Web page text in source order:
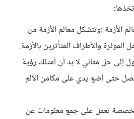
الأزمة :وتتشكل معالم الأزمة من
الموئرة والأطراف المتأثرين بالأزمة.
إلى حل مثالي لا بد أن أمتلك رؤية
حتى أضع يدي على مكامن الألم
تعمل على جمع معلومات عن